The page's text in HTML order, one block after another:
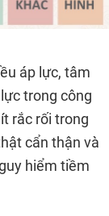
áp lực, tâm
trong công
rắc rối trong
cẩn thận và
hiểm tiềm